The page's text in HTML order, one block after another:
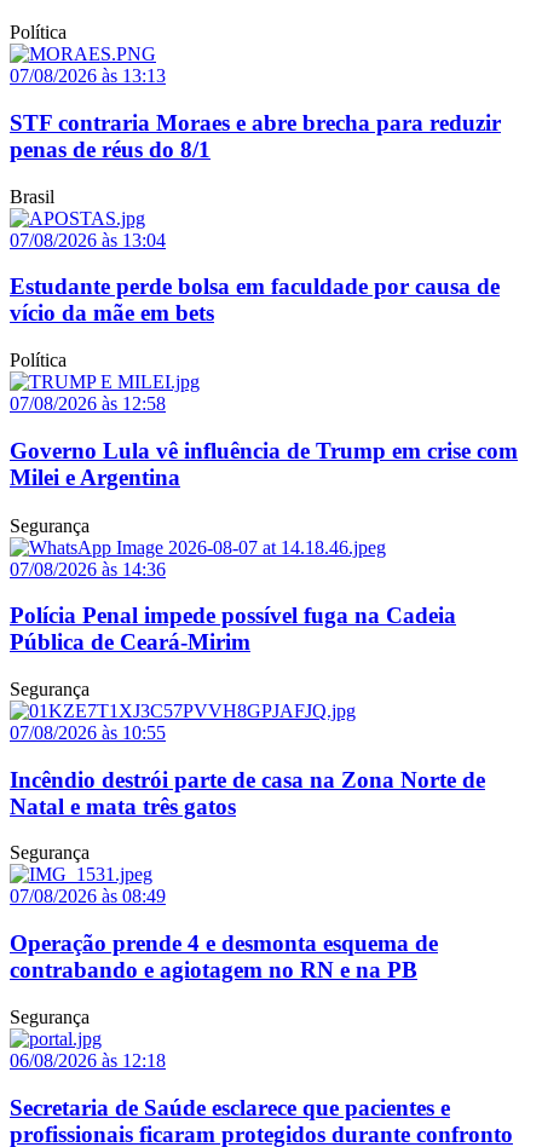
Política
07/08/2026 às 13:13
STF contraria Moraes e abre brecha para reduzir
penas de réus do 8/1
Brasil
07/08/2026 às 13:04
Estudante perde bolsa em faculdade por causa de
vício da mãe em bets
Política
07/08/2026 às 12:58
Governo Lula vê influência de Trump em crise com
Milei e Argentina
Segurança
07/08/2026 às 14:36
Polícia Penal impede possível fuga na Cadeia
Pública de Ceará-Mirim
Segurança
07/08/2026 às 10:55
Incêndio destrói parte de casa na Zona Norte de
Natal e mata três gatos
Segurança
07/08/2026 às 08:49
Operação prende 4 e desmonta esquema de
contrabando e agiotagem no RN e na PB
Segurança
06/08/2026 às 12:18
Secretaria de Saúde esclarece que pacientes e
profissionais ficaram protegidos durante confronto